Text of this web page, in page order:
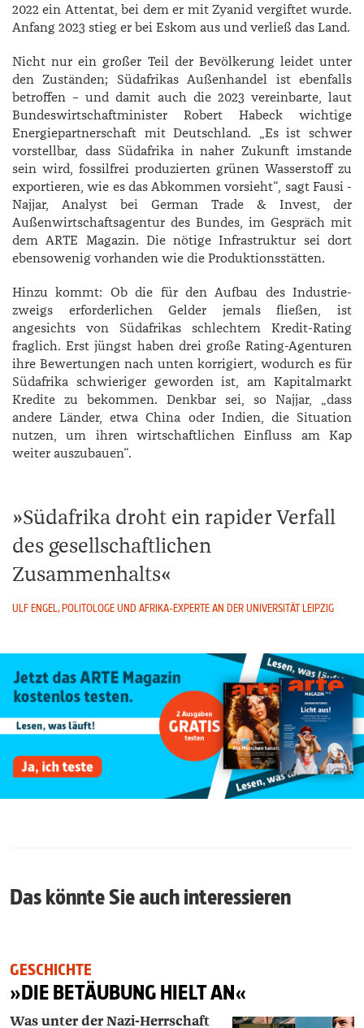
2022 ein Attentat, bei dem er mit Zyanid vergiftet wurde.
Anfang 2023 stieg er bei ­Eskom aus und verließ das Land.
Nicht nur ein großer Teil der Bevölkerung leidet unter
den Zuständen; Südafrikas Außenhandel ist ebenfalls
betroffen – und damit auch die 2023 vereinbarte, laut
Bundeswirtschaftminister ­Robert ­Habeck wichtige
Energiepartnerschaft mit Deutschland. „Es ist schwer
vorstellbar, dass Südafrika in naher Zukunft imstande
sein wird, fossilfrei produzierten grünen Wasserstoff zu
exportieren, wie es das Abkommen vorsieht“, sagt Fausi ­
Najjar, Analyst bei German Trade & Invest, der
Außenwirtschaftsagentur des Bundes, im Gespräch mit
dem ­ARTE ­Magazin. Die nötige Infrastruktur sei dort
ebensowenig vorhanden wie die Produktionsstätten.
Hinzu kommt: Ob die für den Aufbau des Industrie­
zweigs erforderlichen Gelder jemals fließen, ist
angesichts von Südafrikas schlechtem Kredit-Rating
fraglich. Erst jüngst haben drei große Rating-Agenturen
ihre Bewertungen nach unten korrigiert, wodurch es für
Südafrika schwieriger geworden ist, am Kapitalmarkt
Kredite zu bekommen. Denkbar sei, so ­Najjar, „dass
andere Länder, etwa China oder Indien, die Situation
nutzen, um ihren wirtschaftlichen Einfluss am Kap
weiter auszubauen“.
Südafrika droht ein rapider Verfall
des gesellschaftlichen
Zusammenhalts
ULF ENGEL, POLITOLOGE UND AFRIKA-EXPERTE AN DER UNIVERSITÄT LEIPZIG
Das könnte Sie auch interessieren
GESCHICHTE
»DIE BETÄUBUNG HIELT AN«
Was unter der Nazi-Herrschaft